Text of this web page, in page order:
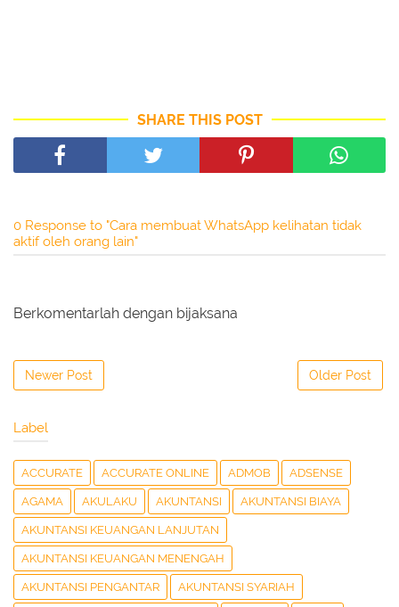
SHARE THIS POST
0 Response to "Cara membuat WhatsApp kelihatan tidak
aktif oleh orang lain"
Berkomentarlah dengan bijaksana
Newer Post Older Post
Label
ACCURATE ACCURATE ONLINE ADMOB ADSENSE
AGAMA AKULAKU AKUNTANSI AKUNTANSI BIAYA
AKUNTANSI KEUANGAN LANJUTAN
AKUNTANSI KEUANGAN MENENGAH
AKUNTANSI PENGANTAR AKUNTANSI SYARIAH